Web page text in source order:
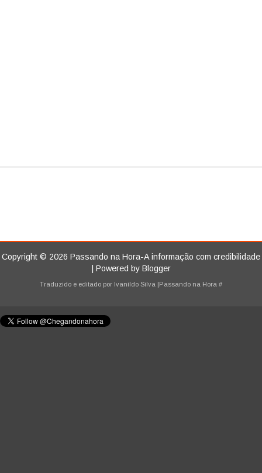
Copyright © 2026 Passando na Hora-A informação com credibilidade
| Powered by Blogger
Traduzido e editado por Ivanildo Silva |Passando na Hora #